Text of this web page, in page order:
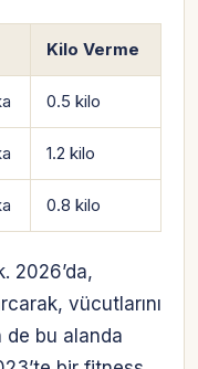
Kilo Verme
0.5 kilo
1.2 kilo
0.8 kilo
2026’da,
vücutlarını
de bu alanda